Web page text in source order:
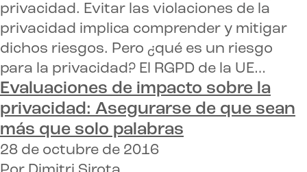
privacidad. Evitar las violaciones de la
privacidad implica comprender y mitigar
dichos riesgos. Pero ¿qué es un riesgo
para la privacidad? El RGPD de la UE…
Evaluaciones de impacto sobre la
privacidad: Asegurarse de que sean
más que solo palabras
28 de octubre de 2016